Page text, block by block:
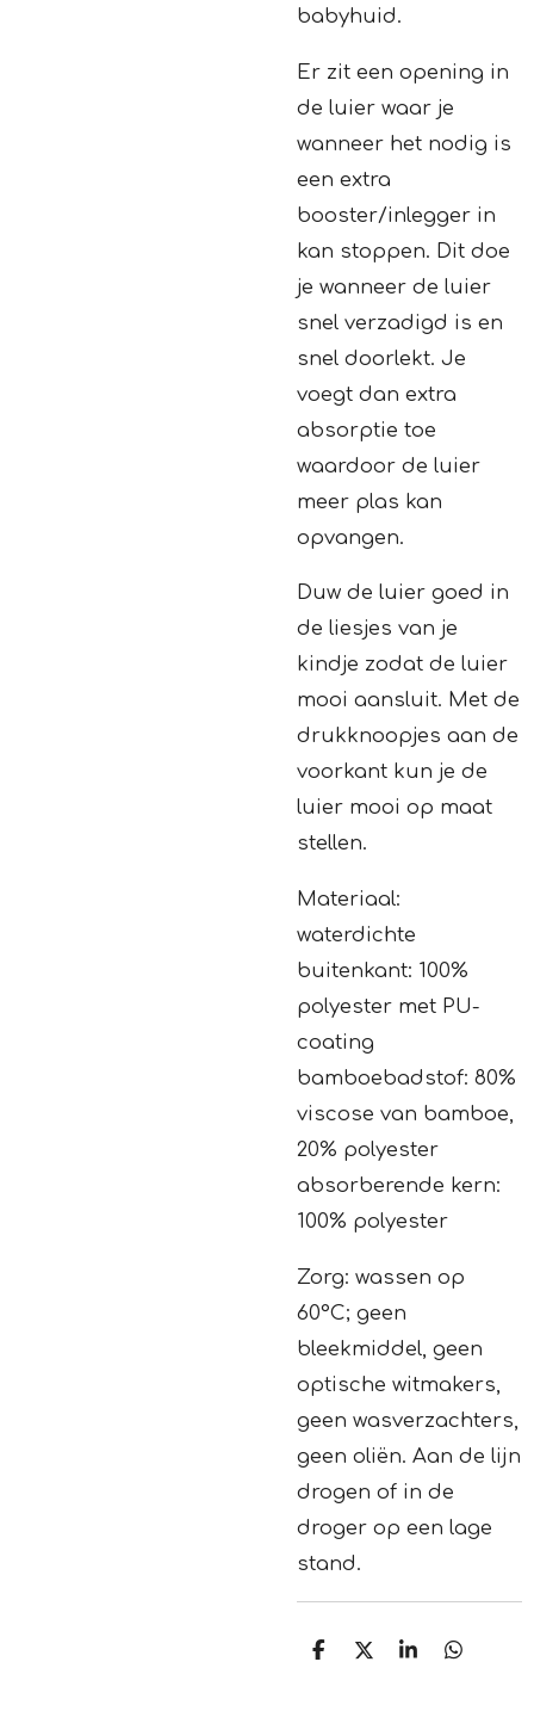
babyhuid.
Er zit een opening in
de luier waar je
wanneer het nodig is
een extra
booster/inlegger in
kan stoppen. Dit doe
je wanneer de luier
snel verzadigd is en
snel doorlekt. Je
voegt dan extra
absorptie toe
waardoor de luier
meer plas kan
opvangen.
Duw de luier goed in
de liesjes van je
kindje zodat de luier
mooi aansluit. Met de
drukknoopjes aan de
voorkant kun je de
luier mooi op maat
stellen.
Materiaal:
waterdichte
buitenkant: 100%
polyester met PU-
coating
bamboebadstof: 80%
viscose van bamboe,
20% polyester
absorberende kern:
100% polyester
Zorg: wassen op
60°C; geen
bleekmiddel, geen
optische witmakers,
geen wasverzachters,
geen oliën. Aan de lijn
drogen of in de
droger op een lage
stand.
D
D
S
D